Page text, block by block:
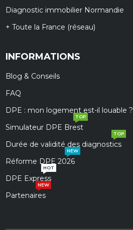
Diagnostic immobilier Normandie
+ Toute la France (réseau)
INFORMATIONS
Blog & Conseils
FAQ
DPE : mon logement est-il louable ?
Simulateur DPE Brest
TOP
Durée de validité des diagnostics
TOP
Réforme DPE 2026
NEW
DPE Express
HOT
Partenaires
NEW